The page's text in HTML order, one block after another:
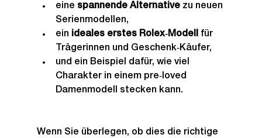
eine spannende Alternative zu neuen
Serienmodellen,
ein ideales erstes Rolex‑Modell für
Trägerinnen und Geschenk‑Käufer,
und ein Beispiel dafür, wie viel
Charakter in einem pre‑loved
Damenmodell stecken kann.
Wenn Sie überlegen, ob dies die richtige